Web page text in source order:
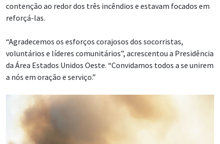
contenção ao redor dos três incêndios e estavam focados em
reforçá-las.
“Agradecemos os esforços corajosos dos socorristas,
voluntários e líderes comunitários”, acrescentou a Presidência
da Área Estados Unidos Oeste. “Convidamos todos a se unirem
a nós em oração e serviço.”